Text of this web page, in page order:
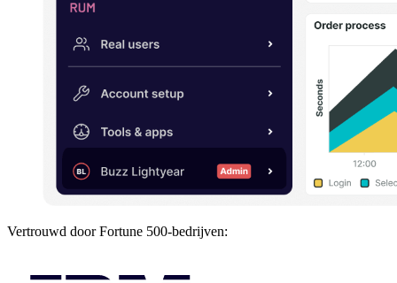
Vertrouwd door Fortune 500-bedrijven: